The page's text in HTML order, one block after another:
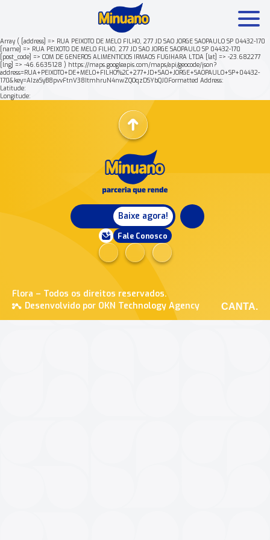
Array ( [address] => RUA PEIXOTO DE MELO FILHO, 277 JD SAO JORGE SAOPAULO SP 04432-170
[name] => RUA PEIXOTO DE MELO FILHO, 277 JD SAO JORGE SAOPAULO SP 04432-170
[post_code] => COM DE GENEROS ALIMENTICIOS IRMAOS FUGIHARA LTDA [lat] => -23.682277
[lng] => -46.6635128 ) https://maps.googleapis.com/maps/api/geocode/json?
address=RUA+PEIXOTO+DE+MELO+FILHO%2C+277+JD+SAO+JORGE+SAOPAULO+SP+04432-
170&key=AIzaSyB8pvvFtnV38ItmhruN4nwZQOqzDSYbQJ0Formatted Address:
Latitude:
Longitude:
Baixe agora!
Fale Conosco
Flora – Todos os direitos reservados.
Desenvolvido por OKN Technology Agency
CANTA.
Mais buscados: Produtos Minuano Rende +
Nossa história